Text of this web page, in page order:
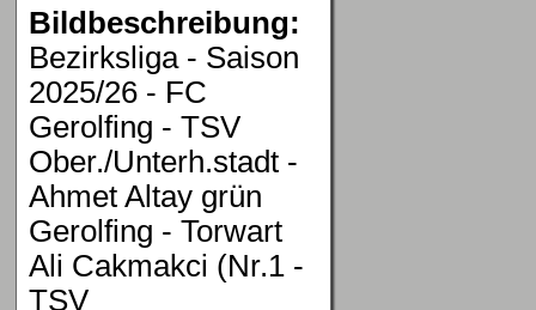
Bildbeschreibung:
Bezirksliga - Saison
2025/26 - FC
Gerolfing - TSV
Ober./Unterh.stadt -
Ahmet Altay grün
Gerolfing - Torwart
Ali Cakmakci (Nr.1 -
TSV